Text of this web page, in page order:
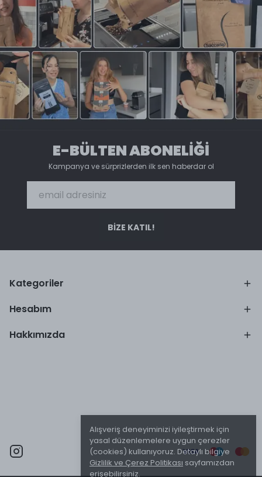
Alışveriş deneyiminizi iyileştirmek için
yasal düzenlemelere uygun çerezler
(cookies) kullanıyoruz. Detaylı bilgiye
Gizlilik ve Çerez Politikası sayfamızdan
erişebilirsiniz.
E-BÜLTEN ABONELİĞİ
Kampanya ve sürprizlerden ilk sen haberdar ol
BİZE KATIL!
Kategoriler
Hesabım
Hakkımızda